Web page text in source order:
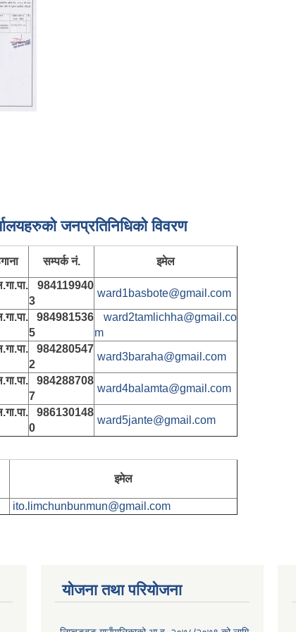
जनप्रतिनिधिकाे विवरण
सम्पर्क नं. इमेल
984119940
3
ward1basbote@gmail.com
984981536
5
ward2tamlichha@gmail.co
m
984280547
2
ward3baraha@gmail.com
984288708
7
ward4balamta@gmail.com
986130148
0
ward5jante@gmail.com
इमेल
ito.limchunbunmun@gmail.com
योजना तथा परियोजना